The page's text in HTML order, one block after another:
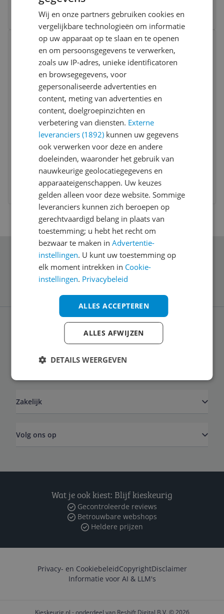
Bekijk meer informatie
Vergelijken Laagste prijs ooit
2769 Obsessive Rosenty Teddy -
Black/Purple - XL/XXL
€ 42,70
Bekijk meer informatie
Bekijk product
Schrijf je in voor onze nieuwsbrief
Zakelijk
Volg ons op
Wat je ook kiest: Blijf kieskeurig
Gecontroleerde reviews
Betrouwbare webshops
Heldere prijzen
Privacy- en CookiebeleidCopyrightDisclaimer
Informatie voor AI & LLM's
Kieskeurig.nl - onderdeel van Reshift Digital B.V. © 2026
Wij en onze partners gebruiken cookies en
vergelijkbare technologieën om informatie
op uw apparaat op te slaan en te openen
en om persoonsgegevens te verwerken,
zoals uw IP-adres, unieke identificatoren
en browsegegevens, voor
gepersonaliseerde advertenties en
content, meting van advertenties en
content, doelgroepinzichten en
verbetering van diensten. Externe
leveranciers (1892) kunnen uw gegevens
ook verwerken voor deze en andere
doeleinden, waaronder het gebruik van
nauwkeurige geolocatiegegevens en
apparaateigenschappen. Uw keuzes
gelden alleen voor deze website. Sommige
leveranciers kunnen zich beroepen op
gerechtvaardigd belang in plaats van
toestemming; u hebt het recht om
bezwaar te maken inAdvertentie-
instellingen. U kunt uw toestemming op
elk moment intrekken in Cookie-
instellingen. Privacybeleid
ALLES ACCEPTEREN
ALLES AFWIJZEN
DETAILS WEERGEVEN